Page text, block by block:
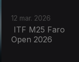
12 mar. 2026
ITF M25 Faro
Open 2026